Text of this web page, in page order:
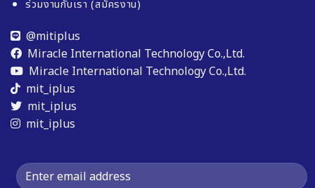
ร่วมงานกับเรา (สมัครงาน)
@mitiplus
Miracle International Technology Co.,Ltd.
Miracle International Technology Co.,Ltd.
mit_iplus
mit_iplus
mit_iplus